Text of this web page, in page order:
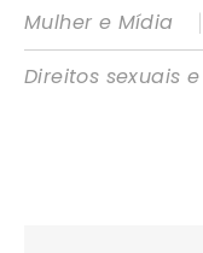
Mulher e Mídia
|
Direitos sexuais